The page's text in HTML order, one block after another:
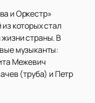
и Оркестр»
которых стал
страны. В
музыканты:
Межевич
(труба) и Петр